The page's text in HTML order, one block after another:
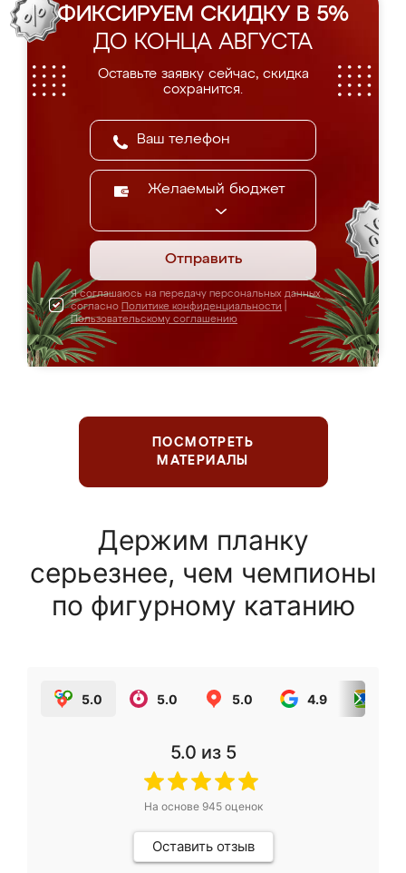
ФИКСИРУЕМ СКИДКУ В 5%
ДО КОНЦА АВГУСТА
Оставьте заявку сейчас, скидка
сохранится.
Желаемый бюджет
Отправить
Я соглашаюсь на передачу персональных данных
согласно Политике конфиденциальности
Пользовательскому соглашению
ПОСМОТРЕТЬ
МАТЕРИАЛЫ
Держим планку
серьезнее, чем чемпионы
по фигурному катанию
5.0 5.0 5.0 4.9
5.0 из 5
На основе 945оценок
Оставить отзыв